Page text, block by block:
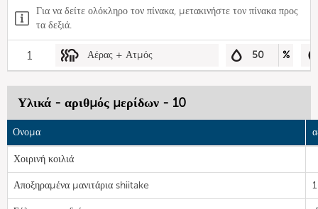
Για να δείτε ολόκληρο τον πίνακα, μετακινήστε τον πίνακα προς
τα δεξιά.
1 Αέρας + Ατμός 50 %
Υλικά - αριθμός μερίδων - 10
Ονομα
Χοιρινή κοιλιά
Αποξηραμένα μανιτάρια shiitake